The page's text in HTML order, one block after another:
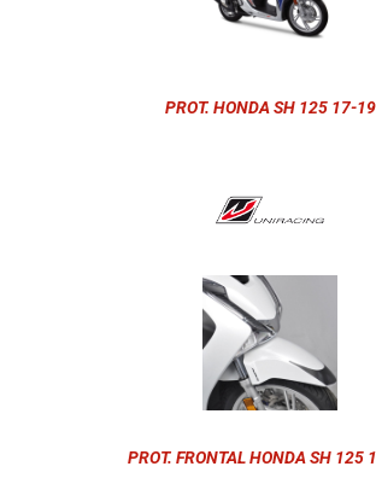
PROT. HONDA SH 125 17-19
PROT. FRONTAL HONDA SH 125